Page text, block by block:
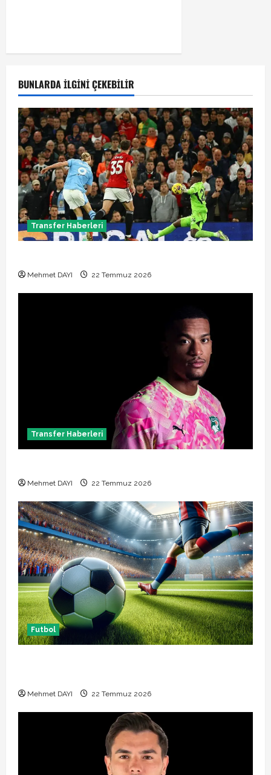
BUNLARDA İLGINI ÇEKEBILIR
Transfer Haberleri
Mehmet DAYI 22 Temmuz 2026
Transfer Haberleri
Mehmet DAYI 22 Temmuz 2026
Futbol
Mehmet DAYI 22 Temmuz 2026